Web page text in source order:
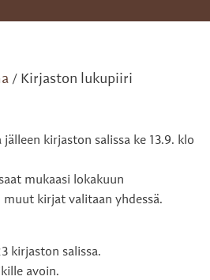
/ Kirjaston lukupiiri
kirjaston salissa ke 13.9. klo
mukaasi lokakuun
kirjat valitaan yhdessä.
kirjaston salissa.
avoin.